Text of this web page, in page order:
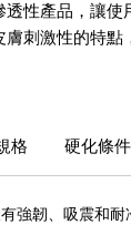
透性產品，讓
刺激性的特
格 硬化條件
強韌、吸震和耐